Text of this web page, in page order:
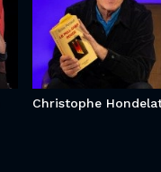
Christophe